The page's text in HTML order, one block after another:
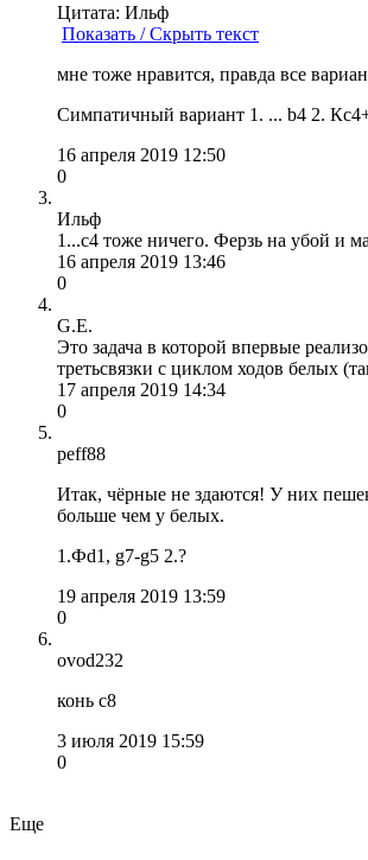
Цитата: Ильф
Показать / Скрыть текст
мне тоже нравится, правда все
Симпатичный вариант 1. ... b4 2.
16 апреля 2019 12:50
0
Ильф
1...с4 тоже ничего. Ферзь на убой и
16 апреля 2019 13:46
0
G.E.
Это задача в которой впервые
третьсвязки с циклом ходов белых
17 апреля 2019 14:34
0
peff88
Итак, чёрные не здаются! У них
больше чем у белых.
1.Фd1, g7-g5 2.?
19 апреля 2019 13:59
0
ovod232
конь с8
3 июля 2019 15:59
0
Еще